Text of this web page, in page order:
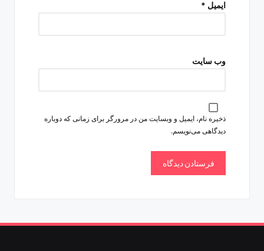
ایمیل *
وب‌ سایت
ذخیره نام، ایمیل و وبسایت من در مرورگر برای زمانی که دوباره
دیدگاهی می‌نویسم.